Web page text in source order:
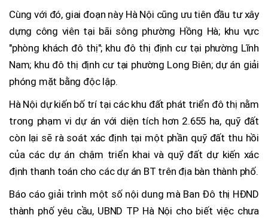
Cùng với đó, giai đoạn này Hà Nội cũng ưu tiên đầu tư xây
dựng công viên tại bãi sông phường Hồng Hà; khu vực
"phòng khách đô thị"; khu đô thị định cư tại phường Lĩnh
Nam; khu đô thị định cư tại phường Long Biên; dự án giải
phóng mặt bằng độc lập.
Hà Nội dự kiến bố trí tại các khu đất phát triển đô thị nằm
trong phạm vi dự án với diện tích hơn 2.655 ha, quỹ đất
còn lại sẽ rà soát xác định tại một phần quỹ đất thu hồi
của các dự án chậm triển khai và quỹ đất dự kiến xác
định thanh toán cho các dự án BT trên địa bàn thành phố.
Báo cáo giải trình một số nội dung mà Ban Đô thị HĐND
thành phố yêu cầu, UBND TP Hà Nội cho biết việc chưa